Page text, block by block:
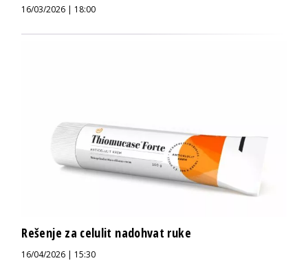
16/03/2026 | 18:00
Rešenje za celulit nadohvat ruke
16/04/2026 | 15:30